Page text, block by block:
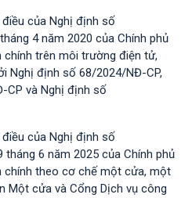
của Nghị định số
4 năm 2020 của Chính phủ
trên môi trường điện tử,
Nghị định số 68/2024/NĐ-CP,
CP và Nghị định số
của Nghị định số
6 năm 2025 của Chính phủ
chính theo cơ chế một cửa, một
Một cửa và Cổng Dịch vụ công